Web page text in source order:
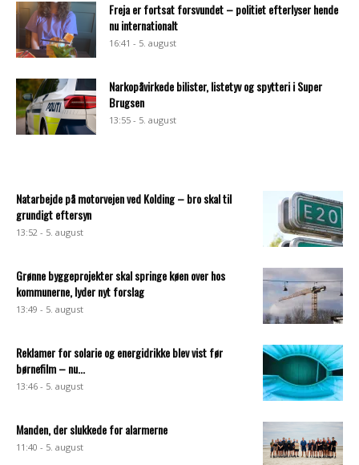
Freja er fortsat forsvundet – politiet efterlyser hende
nu internationalt
16:41 - 5. august
Narkopåvirkede bilister, listetyv og spytteri i Super
Brugsen
13:55 - 5. august
Natarbejde på motorvejen ved Kolding – bro skal til
grundigt eftersyn
13:52 - 5. august
Grønne byggeprojekter skal springe køen over hos
kommunerne, lyder nyt forslag
13:49 - 5. august
Reklamer for solarie og energidrikke blev vist før
børnefilm – nu...
13:46 - 5. august
Manden, der slukkede for alarmerne
11:40 - 5. august